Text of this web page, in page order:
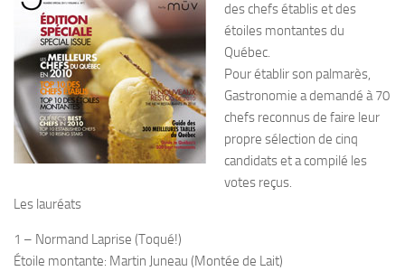
Entrées
Plats
Desserts
Sauces
des chefs établis et des
étoiles montantes du
Québec.
Pour établir son palmarès,
Gastronomie a demandé à 70
chefs reconnus de faire leur
propre sélection de cinq
candidats et a compilé les
votes reçus.
Les lauréats
1 – Normand Laprise (Toqué!)
Étoile montante: Martin Juneau (Montée de Lait)